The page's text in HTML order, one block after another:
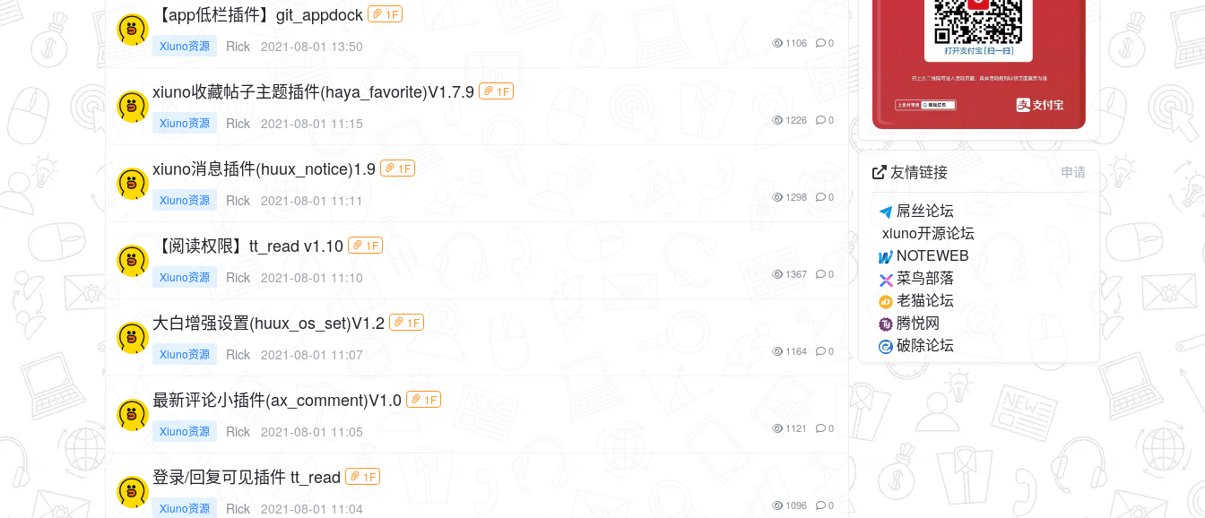
【app低栏插件】git_appdock 1F
Xiuno资源 Rick 2021-08-01 13:50 1106 0
xiuno收藏帖子主题插件(haya_favorite)V1.7.9 1F
Xiuno资源 Rick 2021-08-01 11:15 1226 0
xiuno消息插件(huux_notice)1.9 1F
Xiuno资源 Rick 2021-08-01 11:11 1298 0
【阅读权限】tt_read v1.10 1F
Xiuno资源 Rick 2021-08-01 11:10 1367 0
大白增强设置(huux_os_set)V1.2 1F
Xiuno资源 Rick 2021-08-01 11:07 1164 0
最新评论小插件(ax_comment)V1.0 1F
Xiuno资源 Rick 2021-08-01 11:05 1121 0
登录/回复可见插件 tt_read 1F
Xiuno资源 Rick 2021-08-01 11:04 1096 0
友情链接 申请
屌丝论坛
xiuno开源论坛
NOTEWEB
菜鸟部落
老猫论坛
腾悦网
破除论坛